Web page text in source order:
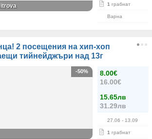
1 грабнат
Варна
2 посещения на хип-хоп
тийнейджъри над 13г
8.00€
16.00€
15.65лв
31.29лв
27.06 - 13.09
1 грабнат
-50%